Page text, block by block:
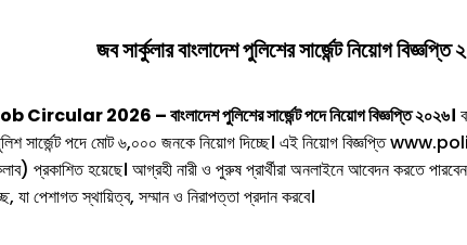
জব সার্কুলারবাংলাদেশ পুলিশের সার্জেন্টনিয়োগ বিজ্ঞপ্তি
2026 – বাংলাদেশ পুলিশের সার্জেন্ট পদে নিয়োগ বিজ্ঞপ্তি ২০২৬।
পুলিশ সার্জেন্ট পদে মোট ৬,০০০ জনকে নিয়োগ দিচ্ছে। এই নিয়োগ বিজ্ঞপ্তি
প্রকাশিত হয়েছে। আগ্রহী নারী ও পুরুষ প্রার্থীরা অনলাইনে আবেদন করতে
যা পেশাগত স্থায়িত্ব, সম্মান ও নিরাপত্তা প্রদান করবে।